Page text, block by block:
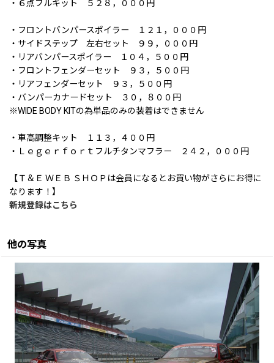
・６点フルキット ５２８，０００円
・フロントバンパースポイラー １２１，０００円
・サイドステップ 左右セット ９９，０００円
・リアバンパースポイラー １０４，５００円
・フロントフェンダーセット ９３，５００円
・リアフェンダーセット ９３，５００円
・バンパーカナードセット ３０，８００円
※WIDE BODY KITの為単品のみの装着はできません
・車高調整キット １１３，４００円
・Ｌｅｇｅｒｆｏｒｔフルチタンマフラー ２４２，０００円
【Ｔ＆Ｅ ＷＥＢ ＳＨＯＰは会員になるとお買い物がさらにお得に
なります！】
新規登録はこちら
他の写真